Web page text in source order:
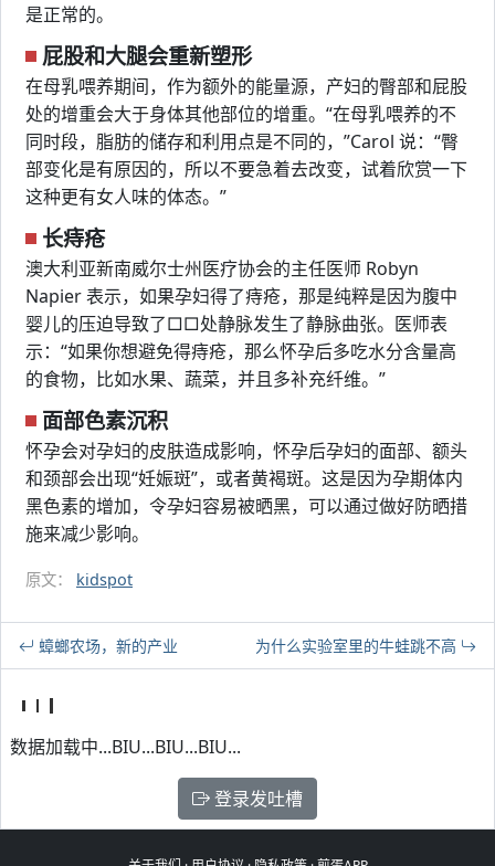
是正常的。
屁股和大腿会重新塑形
在母乳喂养期间，作为额外的能量源，产妇的臀部和屁股
处的增重会大于身体其他部位的增重。“在母乳喂养的不
同时段，脂肪的储存和利用点是不同的，”Carol 说：“臀
部变化是有原因的，所以不要急着去改变，试着欣赏一下
这种更有女人味的体态。”
长痔疮
澳大利亚新南威尔士州医疗协会的主任医师 Robyn
Napier 表示，如果孕妇得了痔疮，那是纯粹是因为腹中
婴儿的压迫导致了□□处静脉发生了静脉曲张。医师表
示：“如果你想避免得痔疮，那么怀孕后多吃水分含量高
的食物，比如水果、蔬菜，并且多补充纤维。”
面部色素沉积
怀孕会对孕妇的皮肤造成影响，怀孕后孕妇的面部、额头
和颈部会出现“妊娠斑”，或者黄褐斑。这是因为孕期体内
黑色素的增加，令孕妇容易被晒黑，可以通过做好防晒措
施来减少影响。
原文： kidspot
蟑螂农场，新的产业 为什么实验室里的牛蛙跳不高
数据加载中...BIU...BIU...BIU...
登录发吐槽